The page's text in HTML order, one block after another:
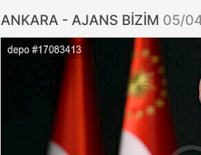
ANKARA - AJANS BİZİM 05/